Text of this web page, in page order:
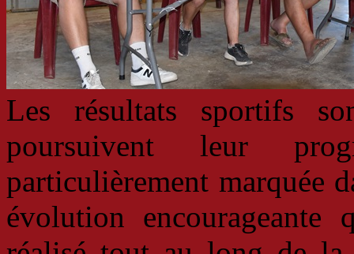
Les résultats sportifs
poursuivent leur
particulièrement marquée
évolution